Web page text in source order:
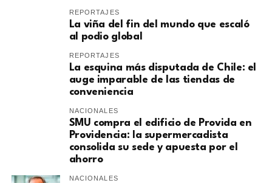
REPORTAJES
La viña del fin del mundo que escaló
al podio global
REPORTAJES
La esquina más disputada de Chile: el
auge imparable de las tiendas de
conveniencia
NACIONALES
SMU compra el edificio de Provida en
Providencia: la supermercadista
consolida su sede y apuesta por el
ahorro
NACIONALES